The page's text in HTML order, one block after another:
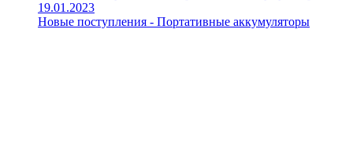
19.01.2023
Новые поступления - Портативные аккумуляторы